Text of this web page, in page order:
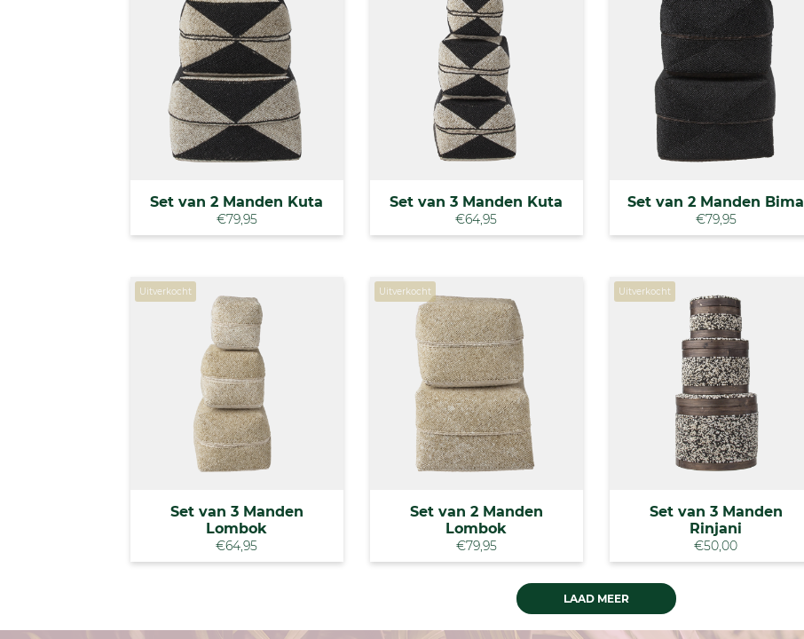
Set van 2 Manden Kuta
€79,95
Set van 3 Manden Kuta
€64,95
Set van 2 Manden Bima
€79,95
Uitverkocht
Set van 3 Manden
Lombok
€64,95
Uitverkocht
Set van 2 Manden
Lombok
€79,95
Uitverkocht
Set van 3 Manden
Rinjani
€50,00
LAAD MEER